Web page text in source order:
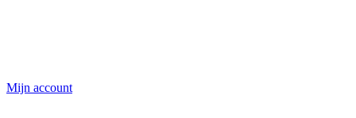
Mijn account